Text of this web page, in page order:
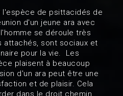
l'espèce de psittacidés de
d'un jeune ara avec
se déroule très
attachés, sont sociaux et
pour la vie. Les
plaisent à beaucoup
d'un ara peut être une
et de plaisir. Cela
dans le droit chemin